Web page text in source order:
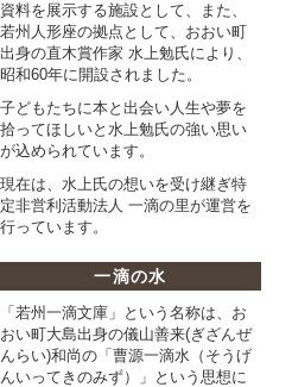
資料を展示する施設として、また、
若州人形座の拠点として、おおい町
出身の直木賞作家 水上勉氏により、
昭和60年に開設されました。
子どもたちに本と出会い人生や夢を
拾ってほしいと水上勉氏の強い思い
が込められています。
現在は、水上氏の想いを受け継ぎ特
定非営利活動法人 一滴の里が運営を
行っています。
一滴の水
「若州一滴文庫」という名称は、お
おい町大島出身の儀山善来(ぎざんぜ
んらい)和尚の「曹源一滴水（そうげ
んいってきのみず）」 という思想に